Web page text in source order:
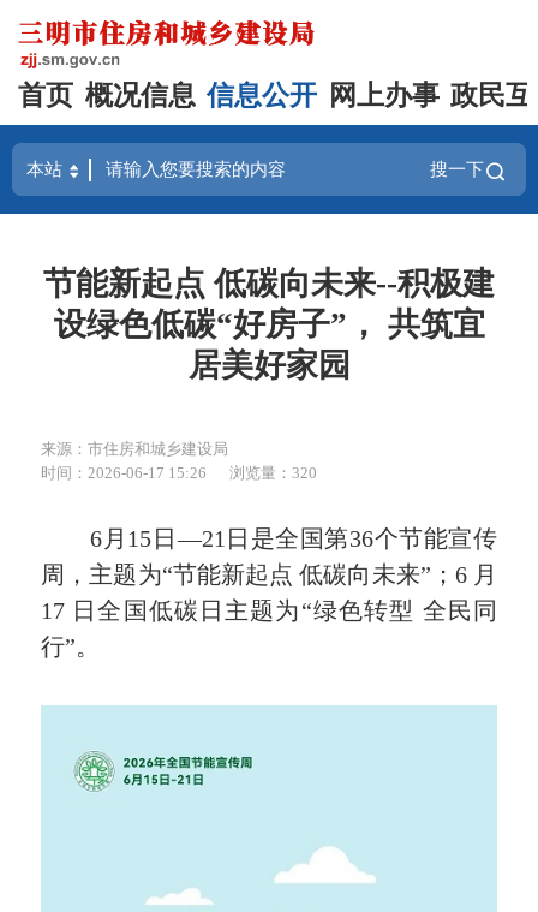
首页 概况信息 信息公开 网上办事 政民
搜一下
节能新起点 低碳向未来--积极建
设绿色低碳“好房子”， 共筑宜
居美好家园
来源：市住房和城乡建设局
时间：2026-06-17 15:26
浏览量：320
6月15日—21日是全国第36个节能宣传
周，主题为“节能新起点 低碳向未来”；6 月
17 日全国低碳日主题为“绿色转型 全民同
行”。